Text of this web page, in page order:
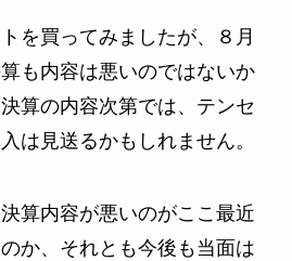
を買ってみましたが、８月
も内容は悪いのではないか
算の内容次第では、テンセ
は見送るかもしれません。
算内容が悪いのがここ最近
か、それとも今後も当面は